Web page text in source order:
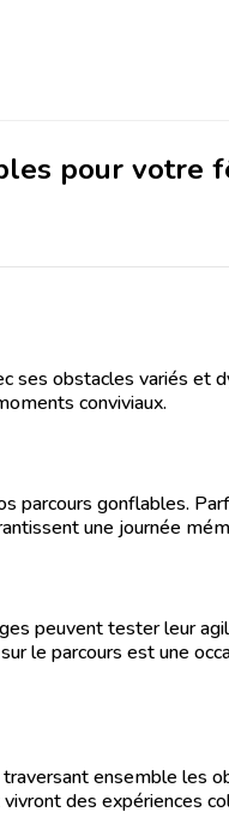
pour votre
ses obstacles variés et
conviviaux.
parcours gonflables.
une journée
peuvent tester leur
le parcours est une
ensemble les
des expériences